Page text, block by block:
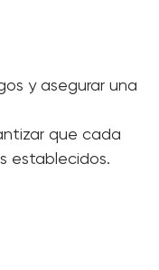
y asegurar una